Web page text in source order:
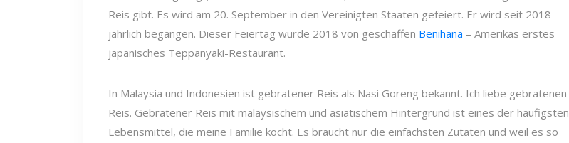
Reis gibt. Es wird am 20. September in den Vereinigten Staaten gefeiert. Er wird seit 2018
jährlich begangen. Dieser Feiertag wurde 2018 von geschaffen Benihana – Amerikas erstes
japanisches Teppanyaki-Restaurant.
In Malaysia und Indonesien ist gebratener Reis als Nasi Goreng bekannt. Ich liebe gebratenen
Reis. Gebratener Reis mit malaysischem und asiatischem Hintergrund ist eines der häufigsten
Lebensmittel, die meine Familie kocht. Es braucht nur die einfachsten Zutaten und weil es so